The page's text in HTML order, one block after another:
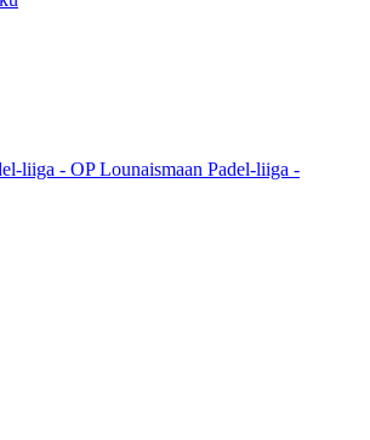
liiga - OP Lounaismaan Padel-liiga -